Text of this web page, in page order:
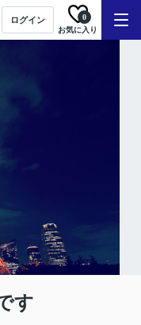
ログイン
お気に入り
0
す